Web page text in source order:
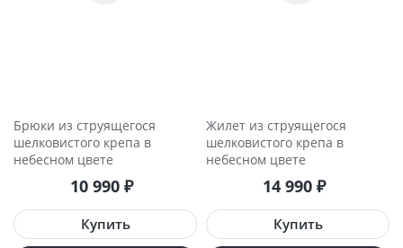
Брюки из струящегося
шелковистого крепа в
небесном цвете
10 990 ₽
Жилет из струящегося
шелковистого крепа в
небесном цвете
14 990 ₽